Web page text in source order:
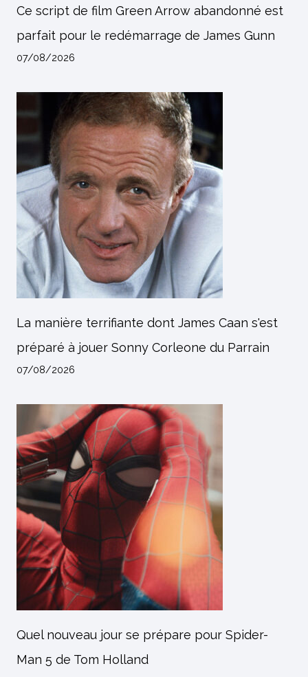
Ce script de film Green Arrow abandonné est
parfait pour le redémarrage de James Gunn
07/08/2026
La manière terrifiante dont James Caan s'est
préparé à jouer Sonny Corleone du Parrain
07/08/2026
Quel nouveau jour se prépare pour Spider-
Man 5 de Tom Holland